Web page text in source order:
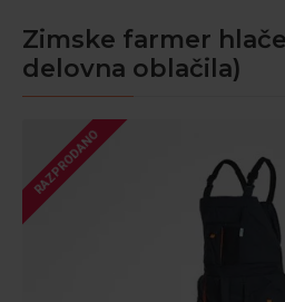
Zimske farmer
delovna oblačila)
RAZPRODANO